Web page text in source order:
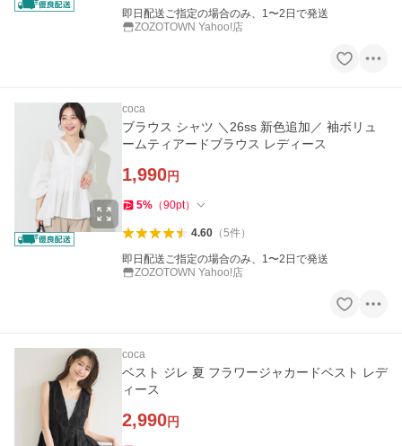
即日配送ご指定の場合のみ、1〜2日で発送
ZOZOTOWN Yahoo!店
coca
ブラウス シャツ ＼26ss 新色追加／ 袖ボリュ
ームティアードブラウス レディース
1,990円
5% （90pt）
4.60（5件）
即日配送ご指定の場合のみ、1〜2日で発送
ZOZOTOWN Yahoo!店
coca
ベスト ジレ 夏 フラワージャカードベスト レデ
ィース
2,990円